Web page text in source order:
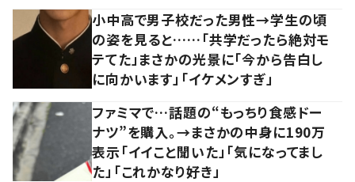
小中高で男子校だった男性→学生の頃
の姿を見ると……「共学だったら絶対モ
テてた」まさかの光景に「今から告白し
に向かいます」「イケメンすぎ」
ファミマで…話題の“もっちり食感ドー
ナツ”を購入。→まさかの中身に190万
表示「イイこと聞いた」「気になってまし
た」「これかなり好き」